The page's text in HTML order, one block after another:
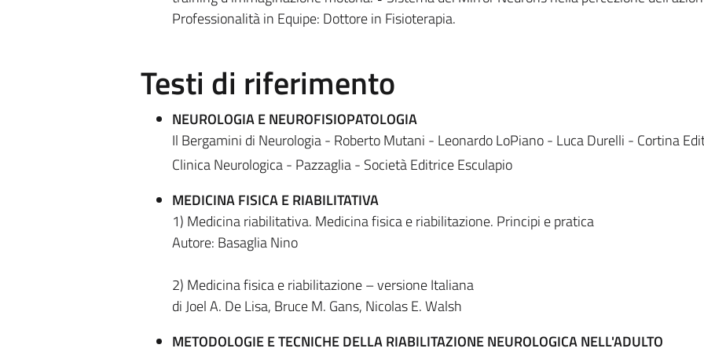
Professionalità in Equipe: Dottore in Fisioterapia.
Testi di riferimento
NEUROLOGIA E NEUROFISIOPATOLOGIA
Il Bergamini di Neurologia - Roberto Mutani - Leonardo LoPiano - Luca Durelli - Cortina
Clinica Neurologica - Pazzaglia - Società Editrice Esculapio
MEDICINA FISICA E RIABILITATIVA
1) Medicina riabilitativa. Medicina fisica e riabilitazione. Principi e pratica
Autore: Basaglia Nino
2) Medicina fisica e riabilitazione – versione Italiana
di Joel A. De Lisa, Bruce M. Gans, Nicolas E. Walsh
METODOLOGIE E TECNICHE DELLA RIABILITAZIONE NEUROLOGICA NELL'ADULTO